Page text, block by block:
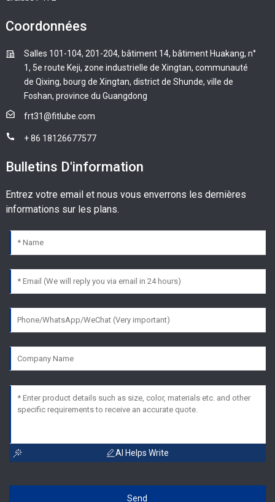
Coordonnées
Salles 101-104, 201-204, bâtiment 14, bâtiment Huakang, n°
1, 5e route Keji, zone industrielle de Xingtan, communauté
de Qixing, bourg de Xingtan, district de Shunde, ville de
Foshan, province du Guangdong
frt31@fitlube.com
+ 86 18126677577
Bulletins D'information
Entrez votre email et nous vous enverrons les dernières
informations sur les plans.
AI Helps Write
Send